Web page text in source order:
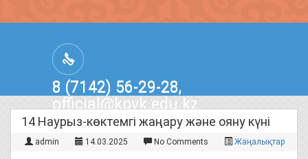
8 (7142) 56-29-28,
official@kpvk.edu.kz
г.Костанай, Проспект Кобыланды
Батыра, 3
14 Наурыз-көктемгі жаңару және ояну күні
admin 14.03.2025 No Comments Жаңалықтар